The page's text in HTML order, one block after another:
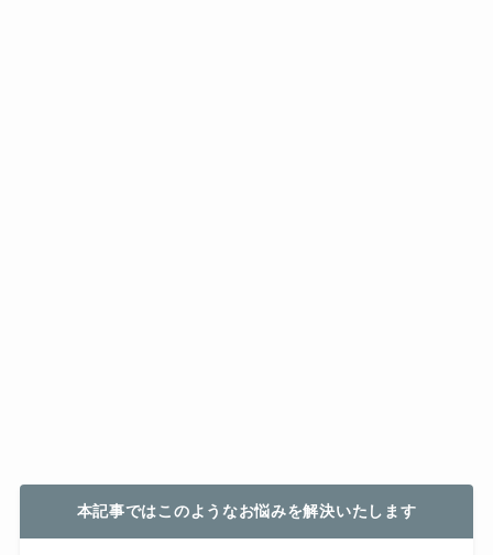
本記事ではこのようなお悩みを解決いたします